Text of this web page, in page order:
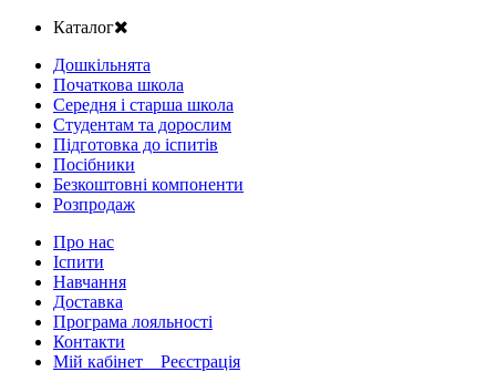
Каталог
Дошкільнята
Початкова школа
Середня і старша школа
Студентам та дорослим
Підготовка до іспитів
Посібники
Безкоштовні компоненти
Розпродаж
Про нас
Іспити
Навчання
Доставка
Програма лояльності
Контакти
Мій кабінет Реєстрація